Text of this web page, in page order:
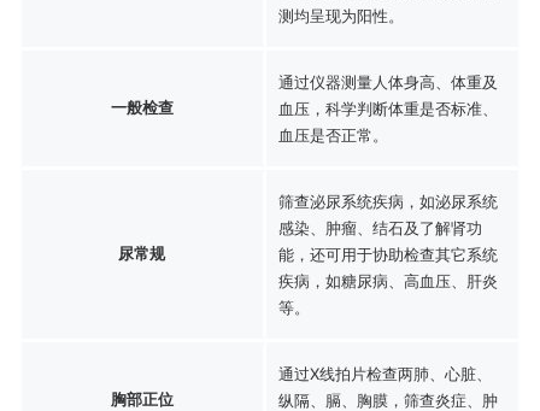
测均呈现为阳性。
一般检查
通过仪器测量人体身高、体重及
血压，科学判断体重是否标准、
血压是否正常。
尿常规
筛查泌尿系统疾病，如泌尿系统
感染、肿瘤、结石及了解肾功
能，还可用于协助检查其它系统
疾病，如糖尿病、高血压、肝炎
等。
胸部正位
通过X线拍片检查两肺、心脏、
纵隔、膈、胸膜，筛查炎症、肿